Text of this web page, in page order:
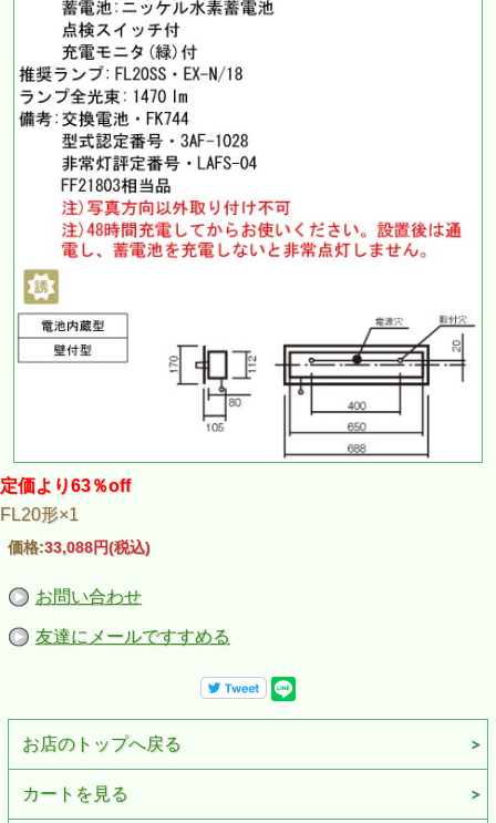
定価より63％off
FL20形×1
価格:33,088円(税込)
お問い合わせ
友達にメールですすめる
お店のトップへ戻る
カートを見る